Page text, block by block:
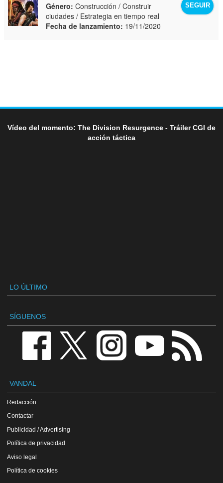
SEGUIR
Género: Construcción / Construir
ciudades / Estrategia en tiempo real
Fecha de lanzamiento: 19/11/2020
Vídeo del momento: The Division Resurgence - Tráiler CGI de
acción táctica
LO ÚLTIMO
SÍGUENOS
VANDAL
Redacción
Contactar
Publicidad / Advertising
Política de privacidad
Aviso legal
Política de cookies